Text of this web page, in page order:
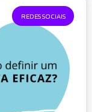
REDES SOCIAIS